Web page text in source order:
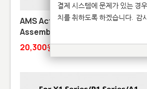
AMS Active Extrusion Wheel
Assembly
20,300원
결제 시스템에 문제가 있는 경
치를 취하도록 하겠습니다. 감